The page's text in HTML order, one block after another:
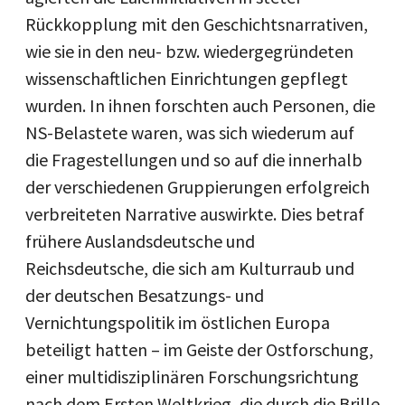
Rückkopplung mit den Geschichtsnarrativen,
wie sie in den neu- bzw. wiedergegründeten
wissenschaftlichen Einrichtungen gepflegt
wurden. In ihnen forschten auch Personen, die
NS-Belastete waren, was sich wiederum auf
die Fragestellungen und so auf die innerhalb
der verschiedenen Gruppierungen erfolgreich
verbreiteten Narrative auswirkte. Dies betraf
frühere Auslandsdeutsche und
Reichsdeutsche, die sich am Kulturraub und
der deutschen Besatzungs- und
Vernichtungspolitik im östlichen Europa
beteiligt hatten – im Geiste der Ostforschung,
einer multidisziplinären Forschungsrichtung